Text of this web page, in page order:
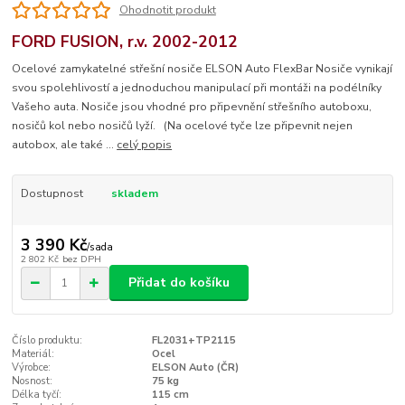
Ohodnotit produkt
FORD FUSION, r.v. 2002-2012
Ocelové zamykatelné střešní nosiče ELSON Auto FlexBar Nosiče vynikají
svou spolehlivostí a jednoduchou manipulací při montáži na podélníky
Vašeho auta. Nosiče jsou vhodné pro připevnění střešního autoboxu,
nosičů kol nebo nosičů lyží. (Na ocelové tyče lze připevnit nejen
autobox, ale také ... celý popis
Dostupnost skladem
3 390 Kč/sada
2 802 Kč bez DPH
Přidat do košíku
Číslo produktu:
FL2031+TP2115
Materiál:
Ocel
Výrobce:
ELSON Auto (ČR)
Nosnost:
75 kg
Délka tyčí:
115 cm